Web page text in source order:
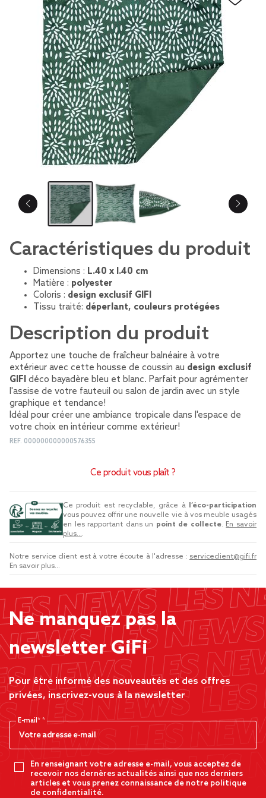
Caractéristiques du produit
Dimensions : L.40 x l.40 cm
Matière : polyester
Coloris : design exclusif GIFI
Tissu traité: déperlant, couleurs protégées
Description du produit
Apportez une touche de fraîcheur balnéaire à votre
extérieur avec cette housse de coussin au design exclusif
GIFI déco bayadère bleu et blanc. Parfait pour agrémenter
l'assise de votre fauteuil ou salon de jardin avec un style
graphique et tendance!
Idéal pour créer une ambiance tropicale dans l'espace de
votre choix en intérieur comme extérieur!
REF. 000000000000576355
Ce produit vous plaît ?
Ce produit est recyclable, grâce à
l’éco-participation
vous pouvez offrir une nouvelle vie à vos meuble usagés
en les rapportant dans un point de collecte. En savoir
plus....
Notre service client est à votre écoute à l'adresse : serviceclient@gifi.fr
En savoir plus...
Ne manquez pas la
newsletter GiFi
Pour être informé des nouveautés et des offres
privées, inscrivez-vous à la newsletter
E-mail*
En renseignant votre adresse e-mail, vous acceptez de
recevoir nos dernères actualités ainsi que nos derniers
articles et vous prenez connaissance de notre politique
de confidentialité.